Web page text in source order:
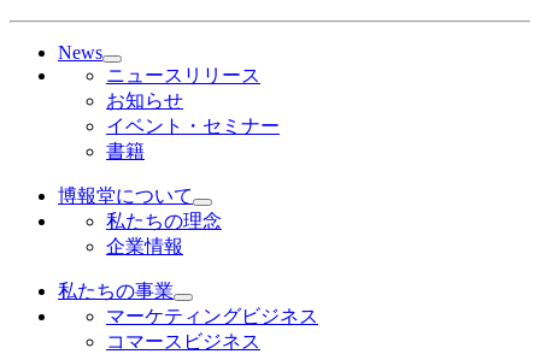
News
ニュースリリース
お知らせ
イベント・セミナー
書籍
博報堂について
私たちの理念
企業情報
私たちの事業
マーケティングビジネス
コマースビジネス